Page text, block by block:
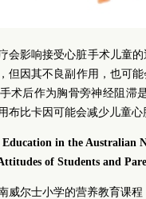
会影响接受心脏手术儿童
但因其不良副作用，也可
术后作为胸骨旁神经阻滞
布比卡因可能会减少儿童心
in the Australian
of Students and
威尔士小学的营养教育课